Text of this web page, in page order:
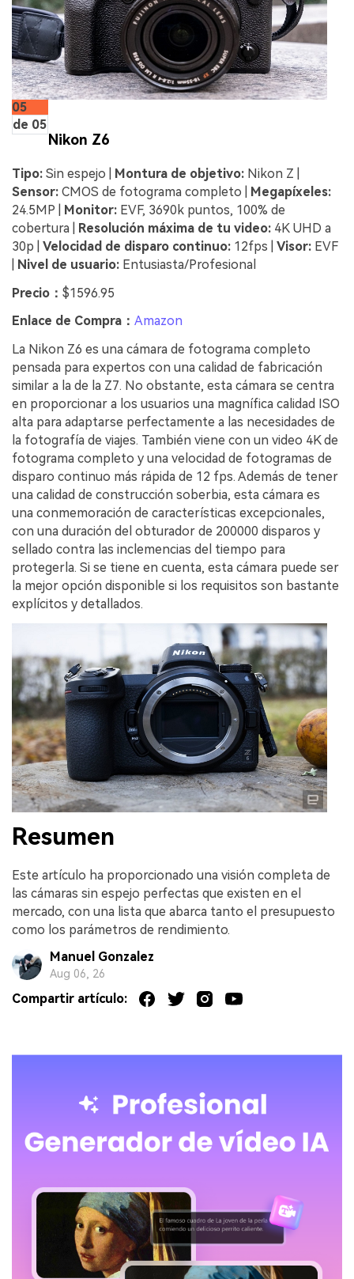
05
de 05
Nikon Z6
Tipo: Sin espejo | Montura de objetivo: Nikon Z |
Sensor: CMOS de fotograma completo | Megapíxeles:
24.5MP | Monitor: EVF, 3690k puntos, 100% de
cobertura | Resolución máxima de tu video: 4K UHD a
30p | Velocidad de disparo continuo: 12fps | Visor: EVF
Nivel de usuario: Entusiasta/Profesional
Precio： $1596.95
Enlace de Compra： Amazon
La Nikon Z6 es una cámara de fotograma completo
pensada para expertos con una calidad de fabricación
similar a la de la Z7. No obstante, esta cámara se centra
en proporcionar a los usuarios una magnífica calidad ISO
alta para adaptarse perfectamente a las necesidades de
la fotografía de viajes. También viene con un video 4K de
fotograma completo y una velocidad de fotogramas de
disparo continuo más rápida de 12 fps. Además de tener
una calidad de construcción soberbia, esta cámara es
una conmemoración de características excepcionales,
con una duración del obturador de 200000 disparos y
sellado contra las inclemencias del tiempo para
protegerla. Si se tiene en cuenta, esta cámara puede ser
la mejor opción disponible si los requisitos son bastante
explícitos y detallados.
Resumen
Este artículo ha proporcionado una visión completa de
las cámaras sin espejo perfectas que existen en el
mercado, con una lista que abarca tanto el presupuesto
como los parámetros de rendimiento.
Manuel Gonzalez
Aug 06, 26
Compartir artículo: